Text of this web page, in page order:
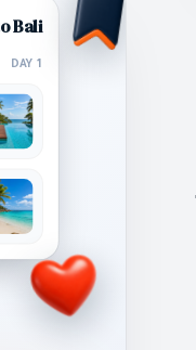
Bali
DAY 1